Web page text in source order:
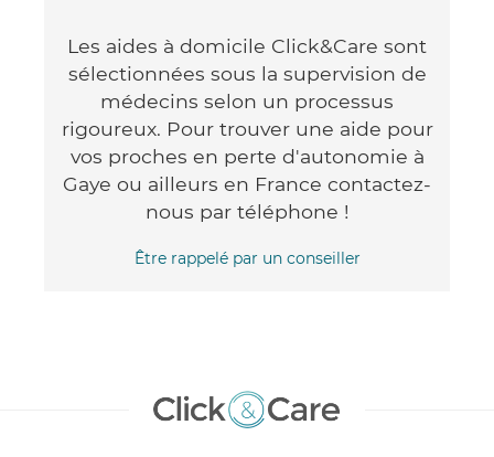
Les aides à domicile Click&Care sont
sélectionnées sous la supervision de
médecins selon un processus
rigoureux. Pour trouver une aide pour
vos proches en perte d'autonomie à
Gaye ou ailleurs en France contactez-
nous par téléphone !
Être rappelé par un conseiller